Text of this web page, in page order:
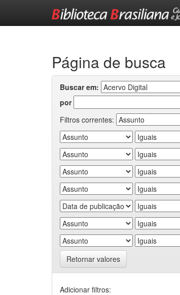
Página de busca
Buscar em:
por
Filtros correntes:
Retornar valores
Adicionar filtros: